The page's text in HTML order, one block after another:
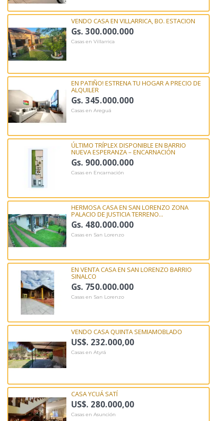
VENDO CASA EN VILLARRICA, BO. ESTACION
Gs. 300.000.000
Casas en Villarrica
EN PATIÑO! ESTRENA TU HOGAR A PRECIO DE
ALQUILER
Gs. 345.000.000
Casas en Areguá
ÚLTIMO TRÍPLEX DISPONIBLE EN BARRIO
NUEVA ESPERANZA – ENCARNACIÓN
Gs. 900.000.000
Casas en Encarnación
HERMOSA CASA EN SAN LORENZO ZONA
PALACIO DE JUSTICIA TERRENO...
Gs. 480.000.000
Casas en San Lorenzo
EN VENTA CASA EN SAN LORENZO BARRIO
SINALCO
Gs. 750.000.000
Casas en San Lorenzo
VENDO CASA QUINTA SEMIAMOBLADO
US$. 232.000,00
Casas en Atyrá
CASA YCUÁ SATÍ
US$. 280.000,00
Casas en Asunción